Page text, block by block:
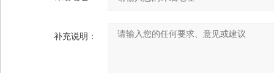
补充说明：